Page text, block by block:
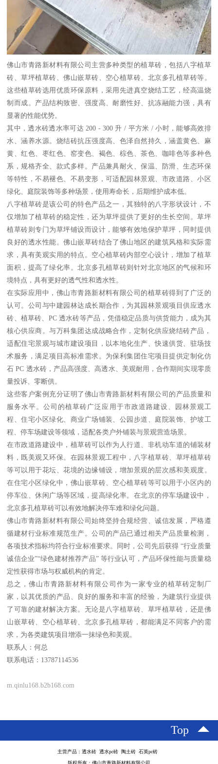
佛山市青路新材料有限公司主营多种类型的植草砖，包括八字植草
砖、草坪植草砖、佛山嵌草砖、空心植草砖、北京多孔植草砖等。
这些植草砖选用优质环保原料，采用先进真空烧结工艺，经高温烧
制而成。产品结构致密、强度高、耐磨性好、抗冻融能力强，具有
显著的性能优势。
其中，透水砖透水率可达 200 - 300 升 / 平方米 / 小时，能够高效排
水、涵养水源。烧结砖抗压强度高、色泽自然持久，涵盖黄色、麻
黄、红色、枣红色、窑变色、褐色、棕色、茶色、咖啡色等多种色
系，规格齐全、款式多样。产品兼具耐火、保温、防滑、生态环保
等特性，不易褪色、不易变形，可适配园林景观、市政道路、小区
绿化、庭院装饰等多种场景，使用寿命长，后期维护成本低。
八字植草砖是该公司的特色产品之一，其独特的八字形状设计，不
仅增加了植草砖的稳定性，还为草坪提供了更好的生长空间。草坪
植草砖则专门为草坪铺设而设计，能够有效地保护草坪，同时提供
良好的透水性能。佛山嵌草砖结合了佛山地区的建筑风格和实际需
求，具有美观实用的特点。空心植草砖内部空心设计，增加了植草
面积，提高了绿化率。北京多孔植草砖则针对北京地区的气候和环
境特点，具有更好的透气性和透水性。
在实际应用中，佛山市青路新材料有限公司的植草砖得到了广泛的
认可。公司与中建园林达成长期合作，为其园林景观项目供应透水
砖、植草砖、PC 透水砖等产品，凭借稳定品质与供货能力，成为其
核心供应商。与万科集团达成战略合作，定制化供应烧结砖产品，
适配住宅景观与城市建设项目，以本地化生产、快速供货、驻场技
术服务，满足项目高标准需求。为保利集团住宅项目提供定制化仿
石 PC 透水砖，产品高强度、高透水、美观耐用，合作期间实现零质
量投诉、零断供。
这些客户案例充分证明了佛山市青路新材料有限公司的产品质量和
服务水平。公司的植草砖广泛应用于市政道路建设、园林景观工
程、住宅小区绿化、商业广场铺装、公园步道、庭院装饰、护坡工
程、停车场建设等领域，适配各类户外铺装与景观营造场景。
在市政道路建设中，植草砖可以作为人行道、非机动车道的铺装材
料，既美观又环保。在园林景观工程中，八字植草砖、草坪植草砖
等可以用于花坛、花境的边缘铺设，增加景观的层次感和美观度。
在住宅小区绿化中，佛山嵌草砖、空心植草砖等可以用于小区内的
停车位、休闲广场等区域，提高绿化率。在北京的停车场建设中，
北京多孔植草砖可以有效地解决停车难和绿化问题。
佛山市青路新材料有限公司始终坚持合规经营、诚信发展，严格遵
循建材行业标准规范生产。公司的产品已通过相关产品质量检测，
各项技术指标均符合行业标准要求。同时，公司先后获得 “行业质量
诚信企业”“绿色建材推荐产品” 等行业认可，产品环保性能与质量稳
定性获得市场与权威机构的肯定。
总之，佛山市青路新材料有限公司作为一家专业的植草砖定制厂
家，以其优质的产品、良好的服务和丰富的经验，为建筑行业提供
了可靠的建材解决方案。无论是八字植草砖、草坪植草砖，还是佛
山嵌草砖、空心植草砖、北京多孔植草砖，都能满足不同客户的需
求，为各类建筑项目增添一抹绿色和美观。
联系人：何总
联系电话：13787114536
m.qinlu168.b2b168.com
Top
主营产品：透水砖 透水pc砖 陶土砖 石英pc砖